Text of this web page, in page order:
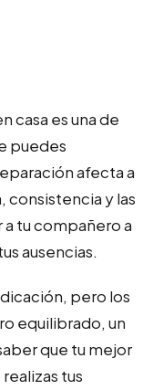
casa es una de
puedes
afecta a
consistencia y las
tu compañero a
ausencias.
pero los
equilibrado, un
que tu mejor
tus